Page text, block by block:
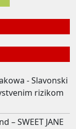
- Slavonski
rizikom
– SWEET JANE